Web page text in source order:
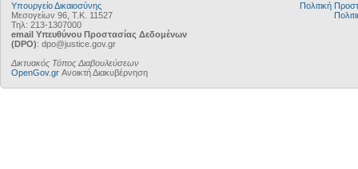
Υπουργείο Δικαιοσύνης
Μεσογείων 96, Τ.Κ. 11527
Τηλ: 213-1307000
email Υπευθύνου Προστασίας Δεδομένων
(DPO): dpo@justice.gov.gr
Δικτυακός Τόπος Διαβουλεύσεων
OpenGov.gr Ανοικτή Διακυβέρνηση
Πολιτική